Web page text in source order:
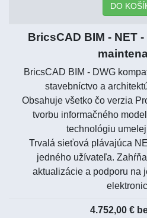
DO
BricsCAD BIM - NET
BricsCAD BIM - DWG
stavebníctvo a
Obsahuje všetko čo verzia
tvorbu informačného
technológiu
Trvalá sieťová plávajúca
jedného užívateľa.
aktualizácie a podporu na
4.752,00 €